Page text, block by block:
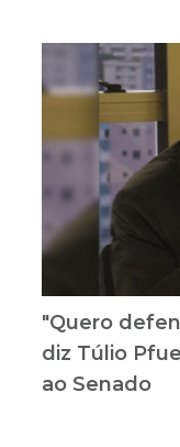
"Quero
diz Túlio
ao Senado